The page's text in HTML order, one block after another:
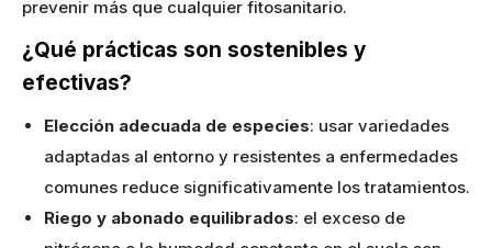
prevenir más que cualquier fitosanitario.
¿Qué prácticas son sostenibles y
efectivas?
Elección adecuada de especies: usar variedades
adaptadas al entorno y resistentes a enfermedades
comunes reduce significativamente los tratamientos.
Riego y abonado equilibrados: el exceso de